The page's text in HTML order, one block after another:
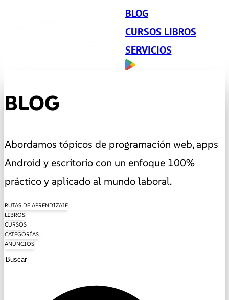
BLOG
CURSOS LIBROS
SERVICIOS
BLOG
Abordamos tópicos de programación web, apps
Android y escritorio con un enfoque 100%
práctico y aplicado al mundo laboral.
RUTAS DE APRENDIZAJE
LIBROS
CURSOS
CATEGORÍAS
ANUNCIOS